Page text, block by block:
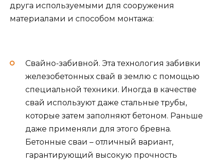
друга используемыми для сооружения
материалами и способом монтажа:
Свайно-забивной. Эта технология забивки
железобетонных свай в землю с помощью
специальной техники. Иногда в качестве
свай используют даже стальные трубы,
которые затем заполняют бетоном. Раньше
даже применяли для этого бревна.
Бетонные сваи – отличный вариант,
гарантирующий высокую прочность